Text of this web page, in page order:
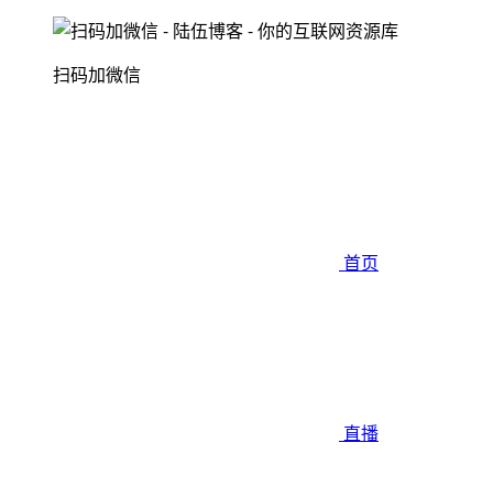
扫码加微信
首页
直播